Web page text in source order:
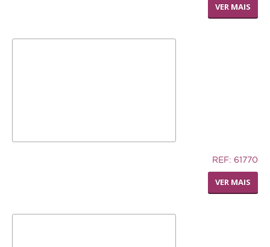
VER MAIS
REF: 61770
VER MAIS